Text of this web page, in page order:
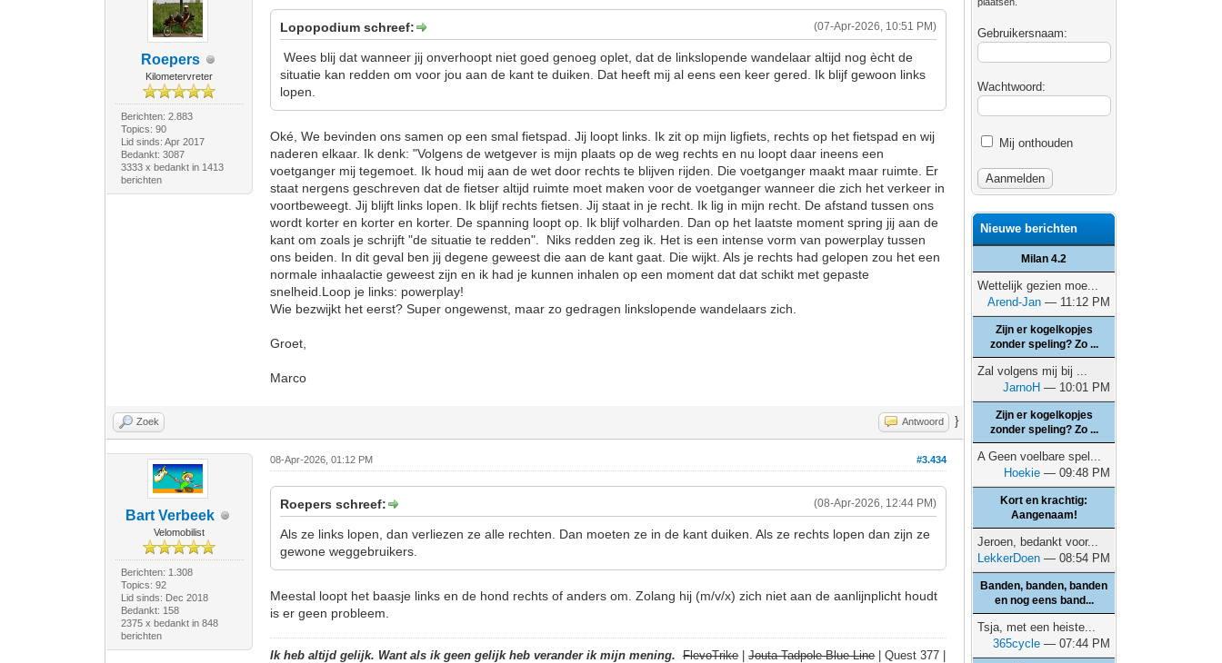
Roepers
Kilometervreter
Berichten: 2.883
Topics: 90
Lid sinds: Apr 2017
Bedankt: 3087
3333 x bedankt in 1413
berichten
(07-Apr-2026, 10:51 PM)
Lopopodium schreef:
Wees blij dat wanneer jij onverhoopt niet goed genoeg oplet, dat de linkslopende wandelaar altijd nog ècht de
situatie kan redden om voor jou aan de kant te duiken. Dat heeft mij al eens een keer gered. Ik blijf gewoon links
lopen.
Oké, We bevinden ons samen op een smal fietspad. Jij loopt links. Ik zit op mijn ligfiets, rechts op het fietspad en wij
naderen elkaar. Ik denk: "Volgens de wetgever is mijn plaats op de weg rechts en nu loopt daar ineens een
voetganger mij tegemoet. Ik houd mij aan de wet door rechts te blijven rijden. Die voetganger maakt maar ruimte. Er
staat nergens geschreven dat de fietser altijd ruimte moet maken voor de voetganger wanneer die zich het verkeer in
voortbeweegt. Jij blijft links lopen. Ik blijf rechts fietsen. Jij staat in je recht. Ik lig in mijn recht. De afstand tussen ons
wordt korter en korter en korter. De spanning loopt op. Ik blijf volharden. Dan op het laatste moment spring jij aan de
kant om zoals je schrijft "de situatie te redden". Niks redden zeg ik. Het is een intense vorm van powerplay tussen
ons beiden. In dit geval ben jij degene geweest die aan de kant gaat. Die wijkt. Als je rechts had gelopen zou het een
normale inhaalactie geweest zijn en ik had je kunnen inhalen op een moment dat dat schikt met gepaste
snelheid.Loop je links: powerplay!
Wie bezwijkt het eerst? Super ongewenst, maar zo gedragen linkslopende wandelaars zich.
Groet,
Marco
Zoek Antwoord }
Bart Verbeek
Velomobilist
Berichten: 1.308
Topics: 92
Lid sinds: Dec 2018
Bedankt: 158
2375 x bedankt in 848
berichten
#3.434
08-Apr-2026, 01:12 PM
(08-Apr-2026, 12:44 PM)
Roepers schreef:
Als ze links lopen, dan verliezen ze alle rechten. Dan moeten ze in de kant duiken. Als ze rechts lopen dan zijn ze
gewone weggebruikers.
Meestal loopt het baasje links en de hond rechts of anders om. Zolang hij (m/v/x) zich niet aan de aanlijnplicht houdt
is er geen probleem.
Ik heb altijd gelijk. Want als ik geen gelijk heb verander ik mijn mening. FlevoTrike|Jouta Tadpole Blue Line| Quest 377 |
Gebruikersnaam:
Wachtwoord:
Mij onthouden
Nieuwe berichten
Milan 4.2
Wettelijk gezien moe...
Arend-Jan — 11:12 PM
Zijn er kogelkopjes
zonder speling? Zo ...
Zal volgens mij bij ...
JarnoH — 10:01 PM
Zijn er kogelkopjes
zonder speling? Zo ...
A Geen voelbare spel...
Hoekie — 09:48 PM
Kort en krachtig:
Aangenaam!
Jeroen, bedankt voor...
LekkerDoen — 08:54 PM
Banden, banden, banden
en nog eens band...
Tsja, met een heiste...
365cycle — 07:44 PM